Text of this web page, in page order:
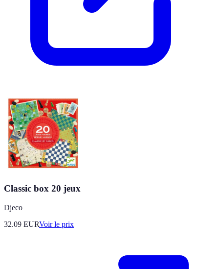
Classic box 20 jeux
Djeco
32.09 EURVoir le prix